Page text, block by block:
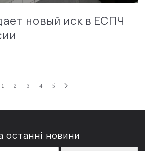
новый иск в ЕСПЧ
1 2 3 4 5
останні новини